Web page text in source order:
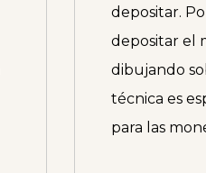
depositar.
depositar el
dibujando
técnica es
para las